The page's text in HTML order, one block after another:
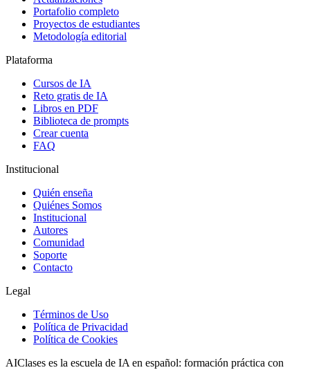
Portafolio completo
Proyectos de estudiantes
Metodología editorial
Plataforma
Cursos de IA
Reto gratis de IA
Libros en PDF
Biblioteca de prompts
Crear cuenta
FAQ
Institucional
Quién enseña
Quiénes Somos
Institucional
Autores
Comunidad
Soporte
Contacto
Legal
Términos de Uso
Política de Privacidad
Política de Cookies
AIClases es la escuela de IA en español: formación práctica con